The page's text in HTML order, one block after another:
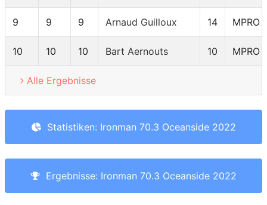
9 9 9 Arnaud Guilloux 14 MPRO
10 10 10 Bart Aernouts 10 MPRO
Alle Ergebnisse
Statistiken: Ironman 70.3 Oceanside 2022
Ergebnisse: Ironman 70.3 Oceanside 2022